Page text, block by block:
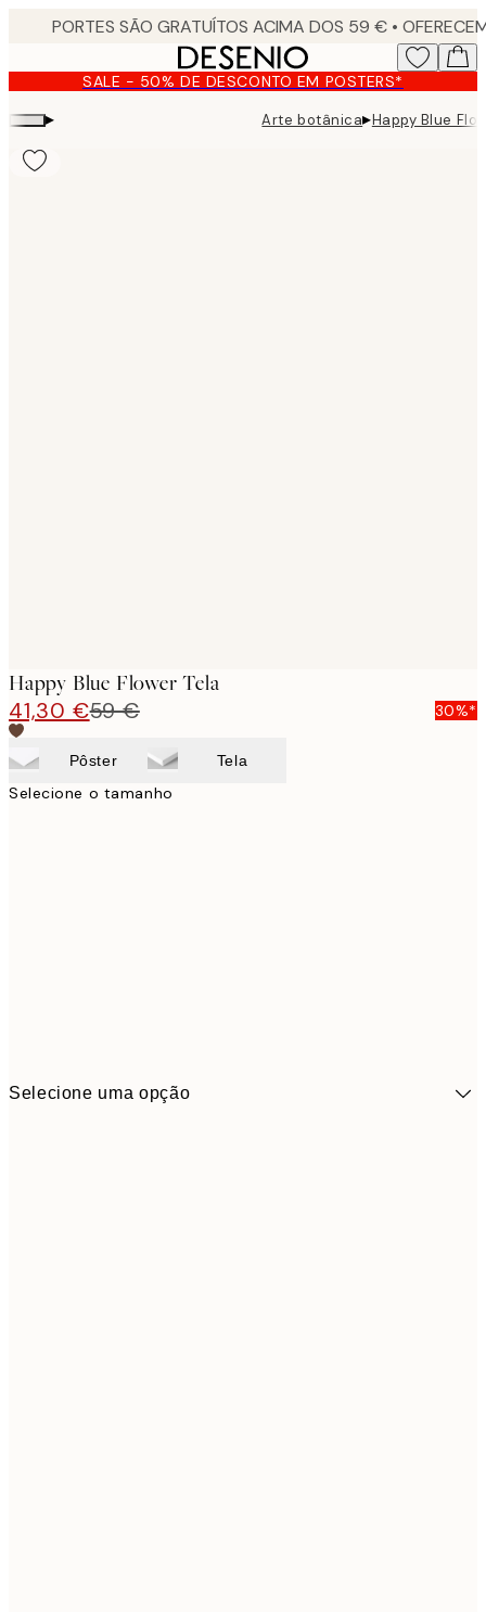
content. SALE - 50% DE DESCONTO EM POSTERS*
▸ Arte botânica▸Happy Blue
Happy Blue Flower Tela
41,30 €59 € 30%*
Pôster Tela
Selecione o tamanho
Selecione uma opção